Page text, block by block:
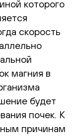
которого
скорость
магния в
будет
почек. К
причинам